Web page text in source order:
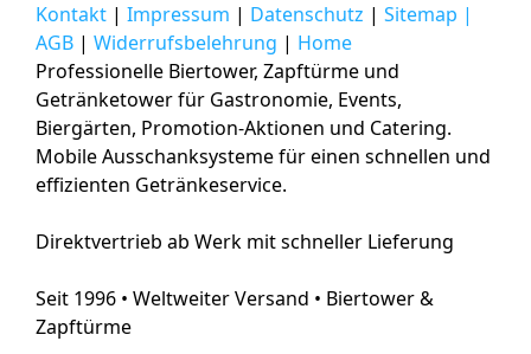
Kontakt | Impressum | Datenschutz | Sitemap |
AGB | Widerrufsbelehrung | Home
Professionelle Biertower, Zapftürme und
Getränketower für Gastronomie, Events,
Biergärten, Promotion-Aktionen und Catering.
Mobile Ausschanksysteme für einen schnellen und
effizienten Getränkeservice.
Direktvertrieb ab Werk mit schneller Lieferung
Seit 1996 • Weltweiter Versand • Biertower &
Zapftürme